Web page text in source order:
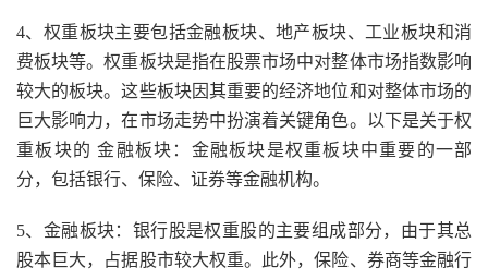
4、权重板块主要包括金融板块、地产板块、工业板块和消
费板块等。权重板块是指在股票市场中对整体市场指数影响
较大的板块。这些板块因其重要的经济地位和对整体市场的
巨大影响力，在市场走势中扮演着关键角色。以下是关于权
重板块的 金融板块：金融板块是权重板块中重要的一部
分，包括银行、保险、证券等金融机构。
5、金融板块：银行股是权重股的主要组成部分，由于其总
股本巨大，占据股市较大权重。此外，保险、券商等金融行